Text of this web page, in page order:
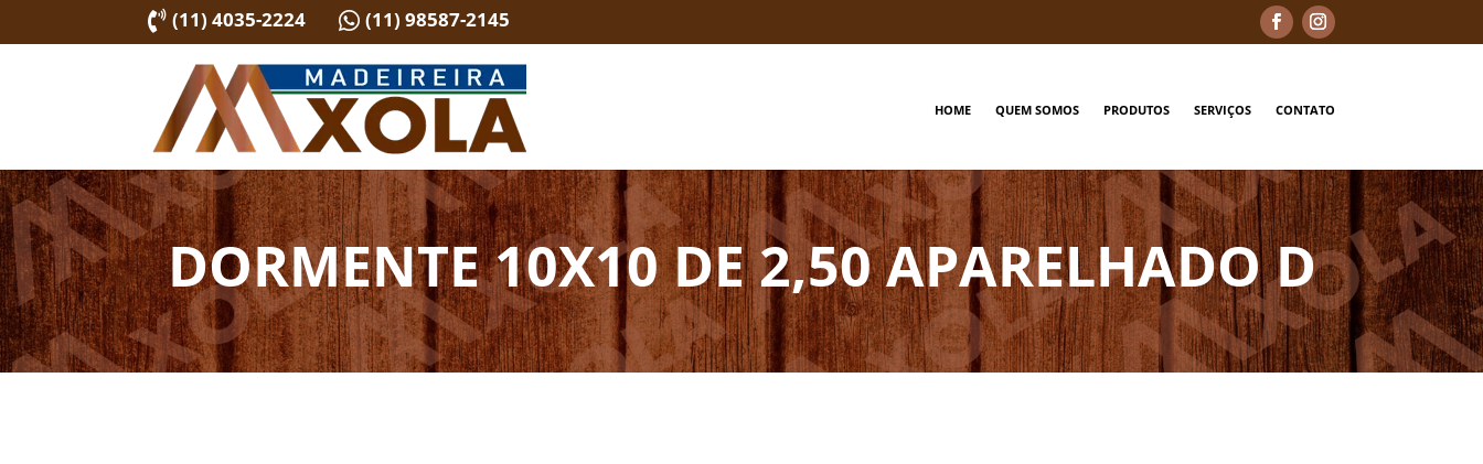
 (11) 4035-2224  (11) 98587-2145
HOME QUEM SOMOS PRODUTOS SERVIÇOS CONTATO
DORMENTE 10X10 DE 2,50 APARELHADO D